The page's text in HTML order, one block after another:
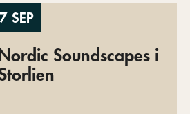
SEP
Soundscapes i